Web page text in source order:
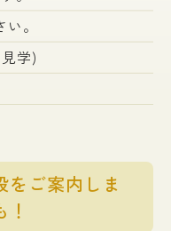
。
学)
ご案内しま